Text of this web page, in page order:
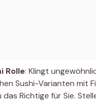
Rolle: Klingt
Sushi-Varianten mit
das Richtige für Sie.